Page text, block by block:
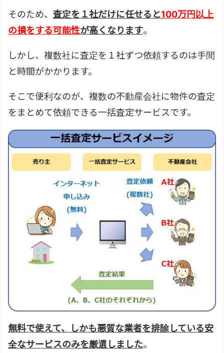
そのため、 査定を１社だけに任せると100万円以上
の損をする可能性が高くなります。
しかし、複数社に査定を１社ずつ依頼するのは手間
と時間がかかります。
そこで便利なのが、複数の不動産会社に物件の査定
をまとめて依頼できる一括査定サービスです。
無料で使えて、しかも悪質な業者を排除している安
全なサービスのみを厳選しました。